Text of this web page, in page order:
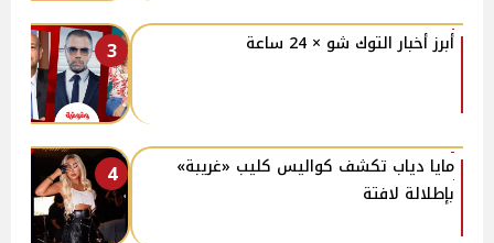
3 أبرز أخبار التوك شو × 24 ساعة
4
مايا دياب تكشف كواليس كليب «غريبة»
بإطلالة لافتة